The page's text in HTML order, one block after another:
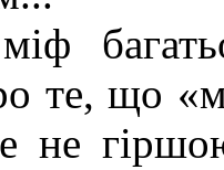
те, що
не